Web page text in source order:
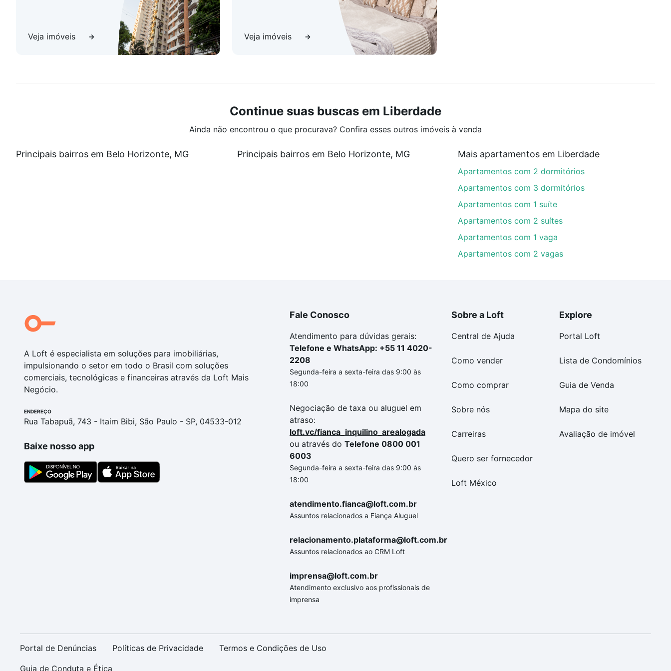
Veja imóveis Veja imóveis
Continue suas buscas em Liberdade
Ainda não encontrou o que procurava? Confira esses outros imóveis à venda
Principais bairros em Belo Horizonte, MG Principais bairros em Belo Horizonte, MG Mais apartamentos em Liberdade
Apartamentos com 2 dormitórios
Apartamentos com 3 dormitórios
Apartamentos com 1 suíte
Apartamentos com 2 suítes
Apartamentos com 1 vaga
Apartamentos com 2 vagas
A Loft é especialista em soluções para imobiliárias,
impulsionando o setor em todo o Brasil com soluções
comerciais, tecnológicas e financeiras através da Loft Mais
Negócio.
ENDEREÇO
Rua Tabapuã, 743 - Itaim Bibi, São Paulo - SP, 04533-012
Baixe nosso app
Fale Conosco
Atendimento para dúvidas gerais:
Telefone e WhatsApp: +55 11 4020-
2208
Segunda-feira a sexta-feira das 9:00 às
18:00
Negociação de taxa ou aluguel em
atraso:
loft.vc/fianca_inquilino_arealogada
ou através do Telefone 0800 001
6003
Segunda-feira a sexta-feira das 9:00 às
18:00
atendimento.fianca@loft.com.br
Assuntos relacionados a Fiança Aluguel
relacionamento.plataforma@loft.com.br
Assuntos relacionados ao CRM Loft
imprensa@loft.com.br
Atendimento exclusivo aos profissionais de
imprensa
Sobre a Loft
Central de Ajuda
Como vender
Como comprar
Sobre nós
Carreiras
Quero ser fornecedor
Loft México
Explore
Portal Loft
Lista de Condomínios
Guia de Venda
Mapa do site
Avaliação de imóvel
Portal de Denúncias Políticas de Privacidade Termos e Condições de Uso
Guia de Conduta e Ética